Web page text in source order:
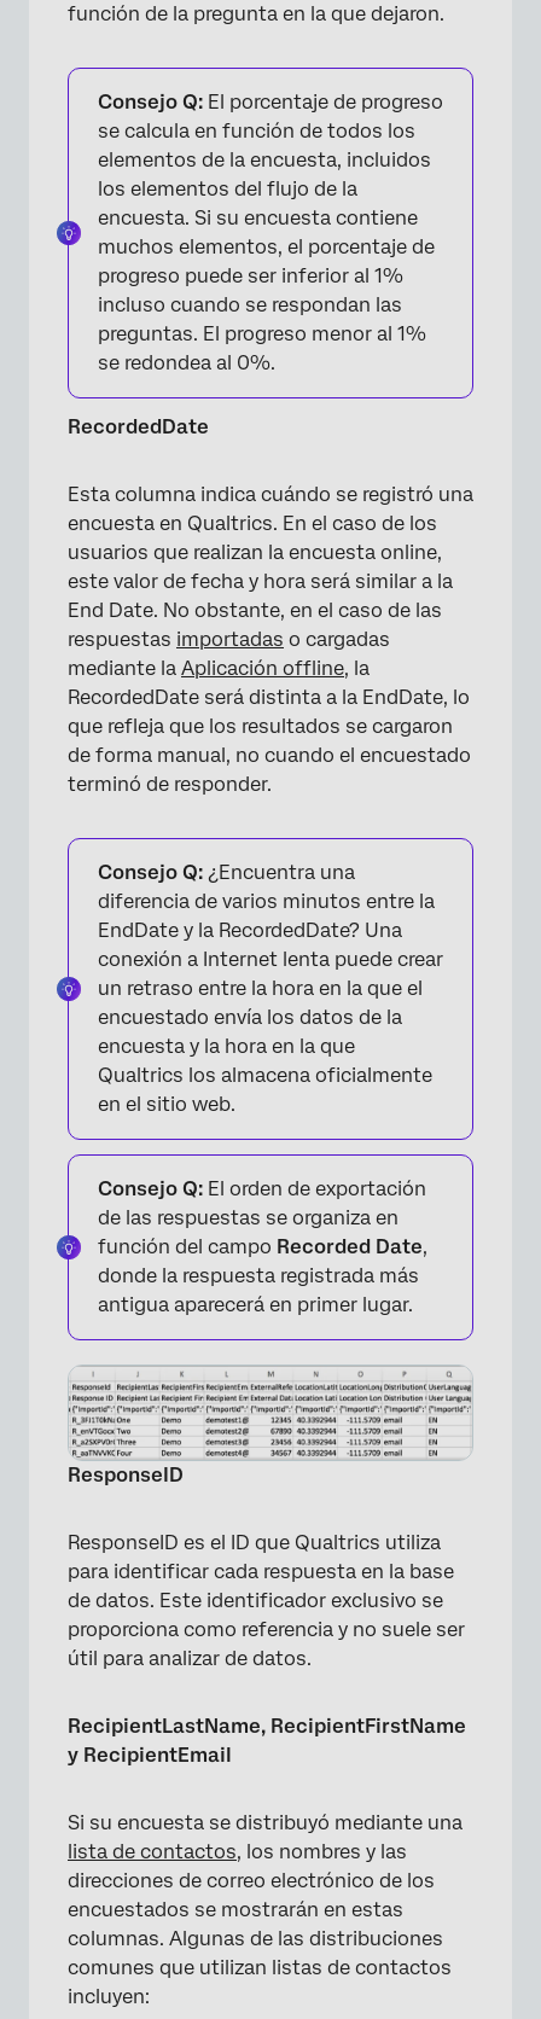
×
función de la pregunta en la que dejaron.
Consejo Q: El porcentaje de progreso
se calcula en función de todos los
elementos de la encuesta, incluidos
los elementos del flujo de la
encuesta. Si su encuesta contiene
muchos elementos, el porcentaje de
progreso puede ser inferior al 1%
incluso cuando se respondan las
preguntas. El progreso menor al 1%
se redondea al 0%.
RecordedDate
Esta columna indica cuándo se registró una
encuesta en Qualtrics. En el caso de los
usuarios que realizan la encuesta online,
este valor de fecha y hora será similar a la
End Date. No obstante, en el caso de las
respuestas importadas o cargadas
mediante la Aplicación offline, la
RecordedDate será distinta a la EndDate, lo
que refleja que los resultados se cargaron
de forma manual, no cuando el encuestado
terminó de responder.
Consejo Q: ¿Encuentra una
diferencia de varios minutos entre la
EndDate y la RecordedDate? Una
conexión a Internet lenta puede crear
un retraso entre la hora en la que el
encuestado envía los datos de la
encuesta y la hora en la que
Qualtrics los almacena oficialmente
en el sitio web.
Consejo Q: El orden de exportación
de las respuestas se organiza en
función del campo Recorded Date,
donde la respuesta registrada más
antigua aparecerá en primer lugar.
ResponseID
ResponseID es el ID que Qualtrics utiliza
para identificar cada respuesta en la base
de datos. Este identificador exclusivo se
proporciona como referencia y no suele ser
útil para analizar de datos.
RecipientLastName, RecipientFirstName
y RecipientEmail
Si su encuesta se distribuyó mediante una
lista de contactos, los nombres y las
direcciones de correo electrónico de los
encuestados se mostrarán en estas
columnas. Algunas de las distribuciones
comunes que utilizan listas de contactos
incluyen: